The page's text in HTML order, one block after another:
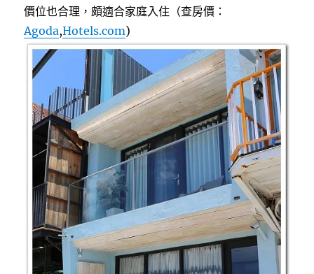
價位也合理，頗適合家庭入住（查房價：
Agoda,Hotels.com)